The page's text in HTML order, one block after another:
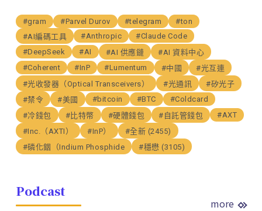
#gram #Parvel Durov #telegram
#ton
#AI編碼工具
#Anthropic
#Claude Code
#DeepSeek
#AI #AI 供應鏈
#AI 資料中心
#Coherent
#InP #Lumentum #中國
#光互連
#光收發器（Optical Transceivers）
#光通訊
#矽光子
#禁令
#美國 #bitcoin #BTC
#Coldcard
#冷錢包
#比特幣 #硬體錢包 #自託管錢包
#AXT
#Inc.（AXTI）
#InP）
#全新 (2455)
#磷化銦（Indium Phosphide
#穩懋 (3105)
Podcast
more